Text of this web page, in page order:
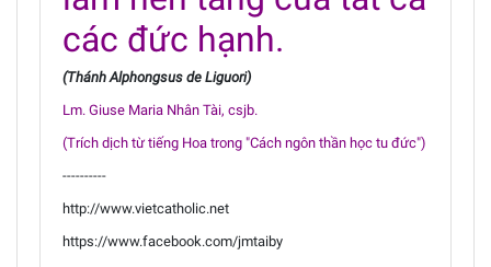
các đức hạnh.
(Thánh Alphongsus de Liguori)
Lm. Giuse Maria Nhân Tài, csjb.
(Trích dịch từ tiếng Hoa trong "Cách ngôn thần học tu đức")
----------
http://www.vietcatholic.net
https://www.facebook.com/jmtaiby